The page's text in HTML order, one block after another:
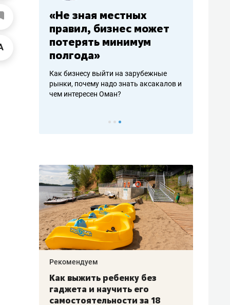
работа «Не зная местных
правил, бизнес может
потерять минимум
полгода»
Как бизнесу выйти на зарубежные
рынки, почему надо знать аксакалов и
чем интересен Оман?
–
Рекомендуем
Как выжить ребенку без
гаджета и научить его
самостоятельности за 18